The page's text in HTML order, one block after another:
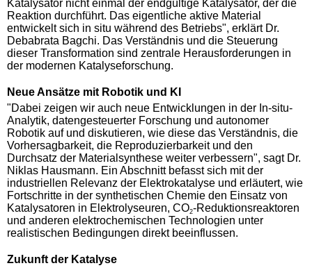
Katalysator nicht einmal der endgültige Katalysator, der die
Reaktion durchführt. Das eigentliche aktive Material
entwickelt sich in situ während des Betriebs", erklärt Dr.
Debabrata Bagchi. Das Verständnis und die Steuerung
dieser Transformation sind zentrale Herausforderungen in
der modernen Katalyseforschung.
Neue Ansätze mit Robotik und KI
"Dabei zeigen wir auch neue Entwicklungen in der In-situ-
Analytik, datengesteuerter Forschung und autonomer
Robotik auf und diskutieren, wie diese das Verständnis, die
Vorhersagbarkeit, die Reproduzierbarkeit und den
Durchsatz der Materialsynthese weiter verbessern", sagt Dr.
Niklas Hausmann. Ein Abschnitt befasst sich mit der
industriellen Relevanz der Elektrokatalyse und erläutert, wie
Fortschritte in der synthetischen Chemie den Einsatz von
Katalysatoren in Elektrolyseuren, CO2-Reduktionsreaktoren
und anderen elektrochemischen Technologien unter
realistischen Bedingungen direkt beeinflussen.
Zukunft der Katalyse